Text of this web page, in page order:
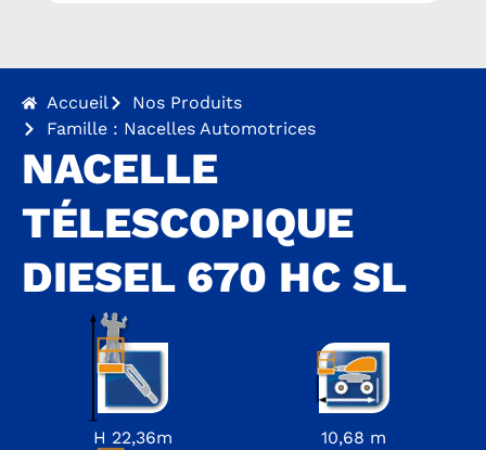
Accueil
Nos Produits
Famille : Nacelles Automotrices
NACELLE
TÉLESCOPIQUE
DIESEL 670 HC SL
H 22,36m 10,68 m